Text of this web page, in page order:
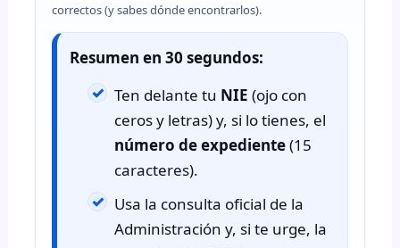
correctos (y sabes dónde encontrarlos).
Resumen en 30 segundos:
Ten delante tu NIE (ojo con
ceros y letras) y, si lo tienes, el
número de expediente(15
caracteres).
Usa la consulta oficial de la
Administración y, si te urge, la